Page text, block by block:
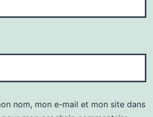
nom, mon e-mail et mon site dans